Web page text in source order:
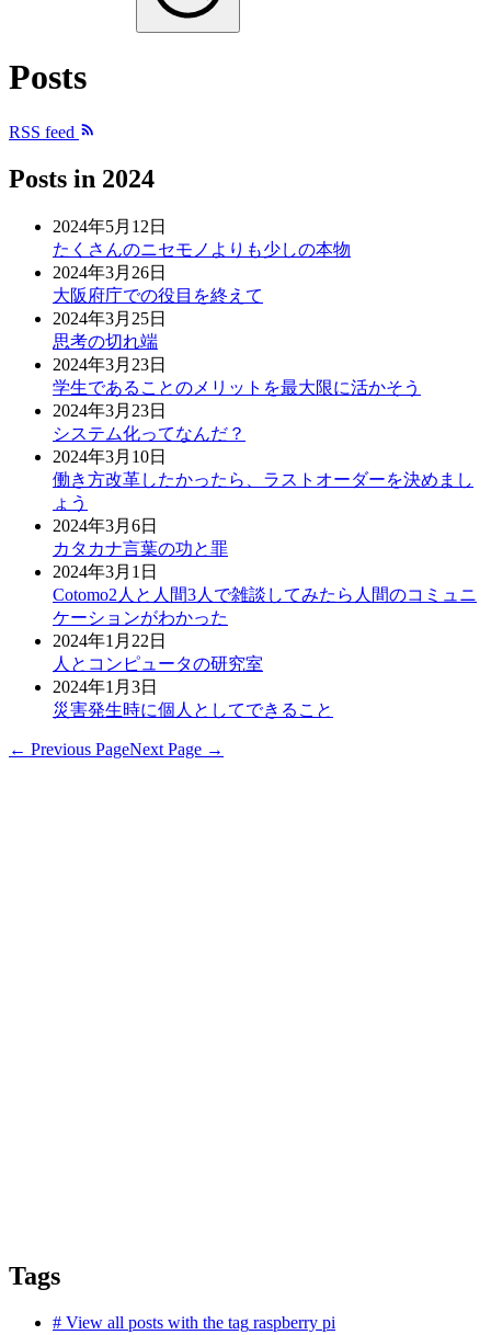
Posts
RSS feed
Posts in 2024
2024年5月12日
たくさんのニセモノよりも少しの本物
2024年3月26日
大阪府庁での役目を終えて
2024年3月25日
思考の切れ端
2024年3月23日
学生であることのメリットを最大限に活かそう
2024年3月23日
システム化ってなんだ？
2024年3月10日
働き方改革したかったら、ラストオーダーを決めまし
ょう
2024年3月6日
カタカナ言葉の功と罪
2024年3月1日
Cotomo2人と人間3人で雑談してみたら人間のコミュニ
ケーションがわかった
2024年1月22日
人とコンピュータの研究室
2024年1月3日
災害発生時に個人としてできること
← Previous PageNext Page →
Tags
# View all posts with the tag raspberry pi